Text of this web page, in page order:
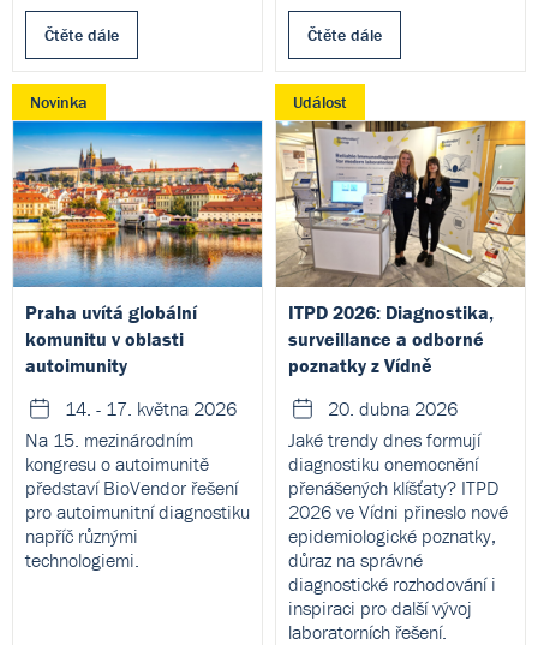
Čtěte dále Čtěte dále
Novinka
Praha uvítá globální
komunitu v oblasti
autoimunity
14. - 17. května 2026
Na 15. mezinárodním
kongresu o autoimunitě
představí BioVendor řešení
pro autoimunitní diagnostiku
napříč různými
technologiemi.
Událost
ITPD 2026: Diagnostika,
surveillance a odborné
poznatky z Vídně
20. dubna 2026
Jaké trendy dnes formují
diagnostiku onemocnění
přenášených klíšťaty? ITPD
2026 ve Vídni přineslo nové
epidemiologické poznatky,
důraz na správné
diagnostické rozhodování i
inspiraci pro další vývoj
laboratorních řešení.